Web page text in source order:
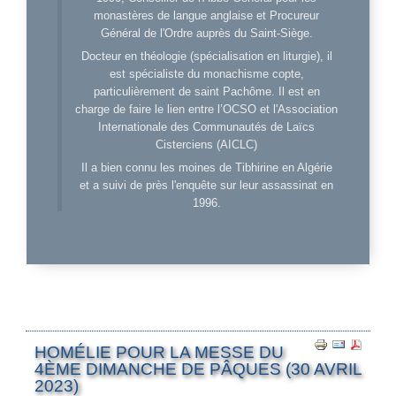
monastères de langue anglaise et Procureur
Général de l'Ordre auprès du Saint-Siège.
Docteur en théologie (spécialisation en liturgie), il
est spécialiste du monachisme copte,
particulièrement de saint Pachôme. Il est en
charge de faire le lien entre l’OCSO et l'Association
Internationale des Communautés de Laïcs
Cisterciens (AICLC)
Il a bien connu les moines de Tibhirine en Algérie
et a suivi de près l'enquête sur leur assassinat en
1996.
HOMÉLIE POUR LA MESSE DU
4ÈME DIMANCHE DE PÂQUES (30 AVRIL
2023)